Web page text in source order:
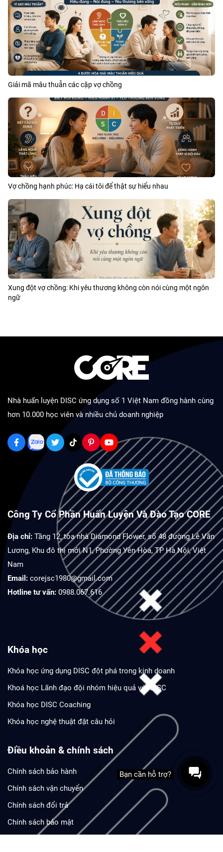
Giải mã mâu thuẫn các cặp vợ chồng
Vợ chồng hạnh phúc: Hạ cái tôi để thật sự hiểu nhau
Xung đột vợ chồng: Khi yêu thương không còn nói cùng một ngôn
ngữ
Nhà huấn luyện DISC ứng dụng số 1 Việt Nam đồng hành cùng
hơn 10.000 học viên và nhiều chủ doanh nghiệp
Công Ty Cổ Phần Huấn Luyện Và Đào Tạo CORE
Địa chỉ: Tầng 12, tòa nhà Diamond Flower, số 48 đường Lê Văn
Lương, Khu đô thị mới N1, Phường Yên Hòa, TP Hà Nội, Việt
Nam
Email: corejsc1980@gmail.com
Hotline tư vấn: 0988.067.616
Khóa học
Khóa học ứng dụng DISC đột phá trong kinh doanh
Khoá học Lãnh đạo đội nhóm hiệu quả với DISC
Khóa học DISC Coaching
Khóa học nghệ thuật đặt câu hỏi
Điều khoản & chính sách
Chính sách bảo hành
Chính sách vận chuyển
Chính sách đổi trả
Chính sách bảo mật
Bạn cần hỗ trợ?